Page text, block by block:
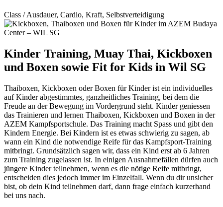
Class / Ausdauer, Cardio, Kraft, Selbstverteidigung
Kinder Training, Muay Thai, Kickboxen
und Boxen sowie Fit for Kids in Wil SG
Thaiboxen, Kickboxen oder Boxen für Kinder ist ein individuelles
auf Kinder abgestimmtes, ganzheitliches Training, bei dem die
Freude an der Bewegung im Vordergrund steht. Kinder geniessen
das Trainieren und lernen Thaiboxen, Kickboxen und Boxen in der
AZEM Kampfsportschule. Das Training macht Spass und gibt den
Kindern Energie. Bei Kindern ist es etwas schwierig zu sagen, ab
wann ein Kind die notwendige Reife für das Kampfsport-Training
mitbringt. Grundsätzlich sagen wir, dass ein Kind erst ab 6 Jahren
zum Training zugelassen ist. In einigen Ausnahmefällen dürfen auch
jüngere Kinder teilnehmen, wenn es die nötige Reife mitbringt,
entscheiden dies jedoch immer im Einzelfall. Wenn du dir unsicher
bist, ob dein Kind teilnehmen darf, dann frage einfach kurzerhand
bei uns nach.